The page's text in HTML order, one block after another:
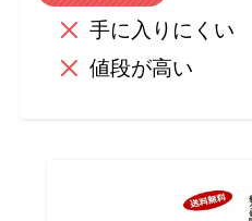
手に入りにくい
値段が高い